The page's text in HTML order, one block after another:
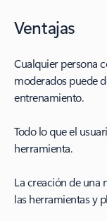
Ventajas
Cualquier persona
moderados puede
entrenamiento.
Todo lo que el
herramienta.
La creación de una
las herramientas y